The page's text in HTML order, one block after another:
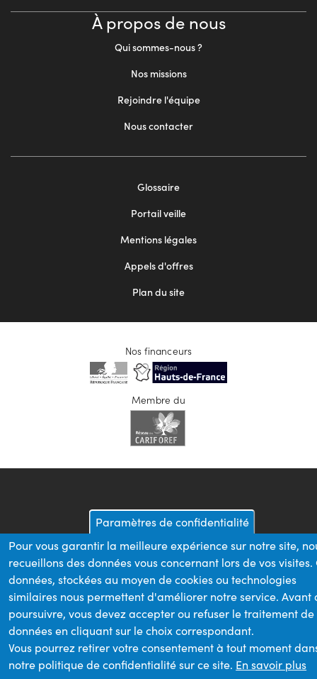
À propos de nous
Qui sommes-nous ?
Nos missions
Rejoindre l'équipe
Nous contacter
Glossaire
Portail veille
Mentions légales
Appels d'offres
Plan du site
Nos financeurs
Membre du
Paramètres de confidentialité
Pour vous garantir la meilleure expérience sur notre site,
recueillons des données vous concernant lors de vos visites.
données, stockées au moyen de cookies ou technologies
similaires nous permettent d'améliorer notre service. Avant
poursuivre, vous devez accepter ou refuser le traitement de
données en cliquant sur le choix correspondant.
Vous pourrez retirer votre consentement à tout moment
notre politique de confidentialité sur ce site. En savoir plus